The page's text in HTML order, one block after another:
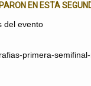
EN ESTA
del evento
primera-